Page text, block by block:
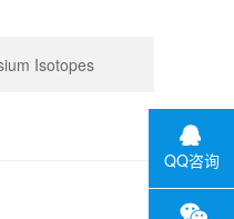
Isotopes
QQ咨询